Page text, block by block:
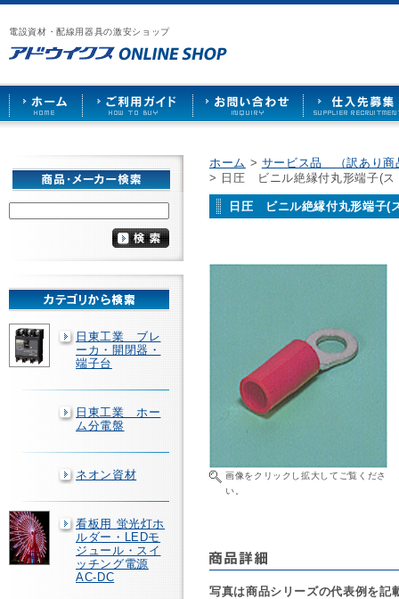
電設資材・配線用器具の激安ショップ
漏
電
ブ
レ
ー
カ
ー
や
照
ケ
ッ
ト
な
で
販
売
ア
ウ
イ
ス
HOME
ご
用
ガ
ド
お
い
合
せ
仕
先
募
日東工業 ブレ
ーカ・開閉器・
端子台
日東工業 ホー
ム分電盤
ネオン資材
看板用 蛍光灯ホ
ルダー・LEDモ
ジュール・スイ
ッチング電源
AC-DC
ホーム > サービス品 （訳あり商
> 日圧 ビニル絶縁付丸形端子(
日圧 ビニル絶縁付丸形端
画像をクリックし拡大してご覧くださ
い。
写真は商品シリーズの代表例を記